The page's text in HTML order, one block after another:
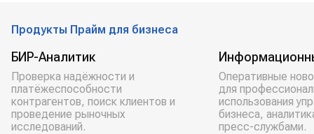
Продукты Прайм для бизнеса
БИР-Аналитик
Проверка надёжности и
платёжеспособности
контрагентов, поиск клиентов и
проведение рыночных
исследований.
Оперативные
для
использования
бизнеса,
пресс-службами.